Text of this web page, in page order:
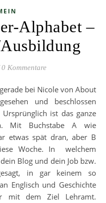
Alphabet –
0 Kommentare
und beschlossen
ist das ganze
Mit Buchstabe A wie
etwas spät dran, aber B
Woche. In welchem
Blog und dein Job bzw.
in gar keinem so
Englisch und Geschichte
mit dem Ziel Lehramt.